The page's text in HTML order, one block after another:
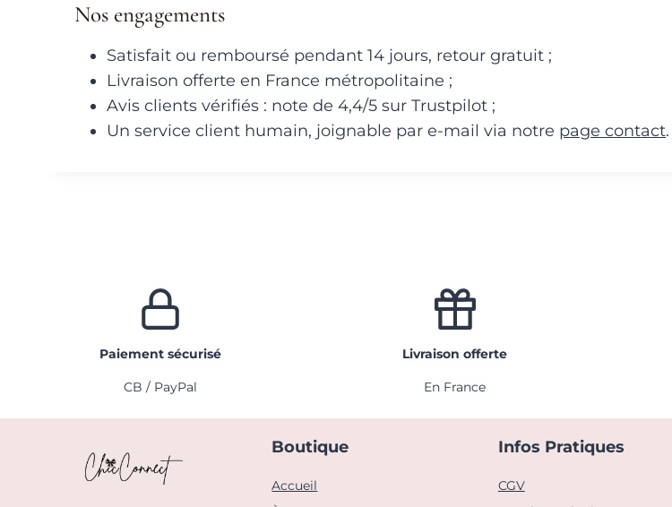
Nos engagements
Satisfait ou remboursé pendant 14 jours, retour gratuit ;
Livraison offerte en France métropolitaine ;
Avis clients vérifiés : note de 4,4/5 sur Trustpilot ;
Un service client humain, joignable par e-mail via notre page contact.
Paiement sécurisé
CB / PayPal
Livraison offerte
En France
Boutique
Accueil
Infos Pratiques
CGV